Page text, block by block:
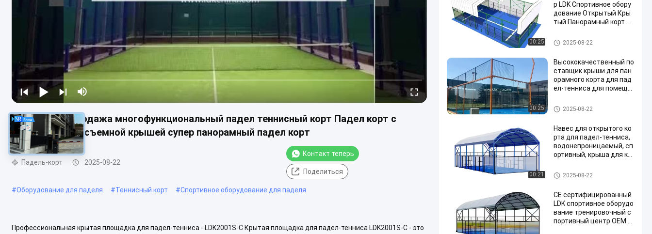
LDK горячая продажа многофункциональный падел теннисный корт Падел корт с
электрической съемной крышей супер панорамный падел корт
Падель-корт 2025-08-22
Контакт теперь
Поделиться
#Оборудование для паделя #Теннисный корт #Спортивное оборудование для паделя
Профессиональная крытая площадка для падел-тенниса - LDK2001S-C Крытая площадка для падел-тенниса LDK2001S-C - это
00:25
р LDK Спортивное обору
дование Открытый Кры
тый Панорамный корт д
ость Портативный корт
для падел-тенниса с кр
Падель-корт
2025-08-22
00:25
Высококачественный по
ставщик крыши для пан
орамного корта для пад
ел-тенниса для помеще
льный съемный корт дл
я падел-тенниса
Падель-корт
2025-08-22
00:21
Навес для открытого ко
рта для падел-тенниса,
водонепроницаемый, сп
ортивный, крыша для ко
корт для падел-тенниса
Падель-корт
2025-08-22
CE сертифицированный
LDK спортивное оборудо
вание тренировочный с
портивный центр OEM и